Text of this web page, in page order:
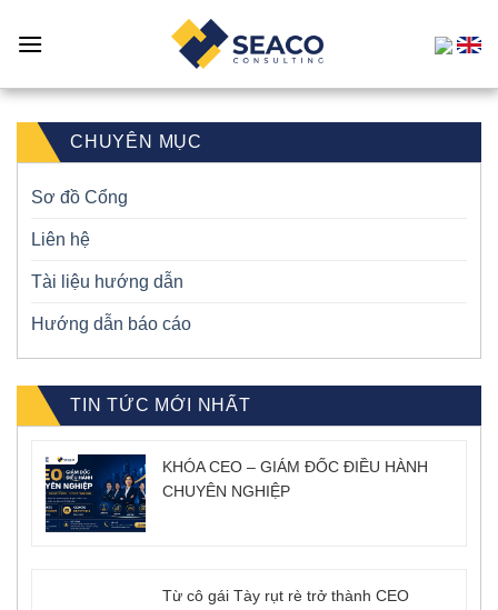
CHUYÊN MỤC
Sơ đồ Cổng
Liên hệ
Tài liệu hướng dẫn
Hướng dẫn báo cáo
TIN TỨC MỚI NHẤT
KHÓA CEO – GIÁM ĐỐC ĐIỀU HÀNH
CHUYÊN NGHIỆP
Từ cô gái Tày rụt rè trở thành CEO